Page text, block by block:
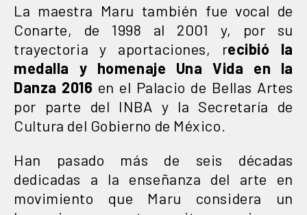
La maestra Maru también fue vocal de
Conarte, de 1998 al 2001 y, por su
trayectoria y aportaciones, recibió la
medalla y homenaje Una Vida en la
Danza 2016 en el Palacio de Bellas Artes
por parte del INBA y la Secretaría de
Cultura del Gobierno de México.
Han pasado más de seis décadas
dedicadas a la enseñanza del arte en
movimiento que Maru considera un